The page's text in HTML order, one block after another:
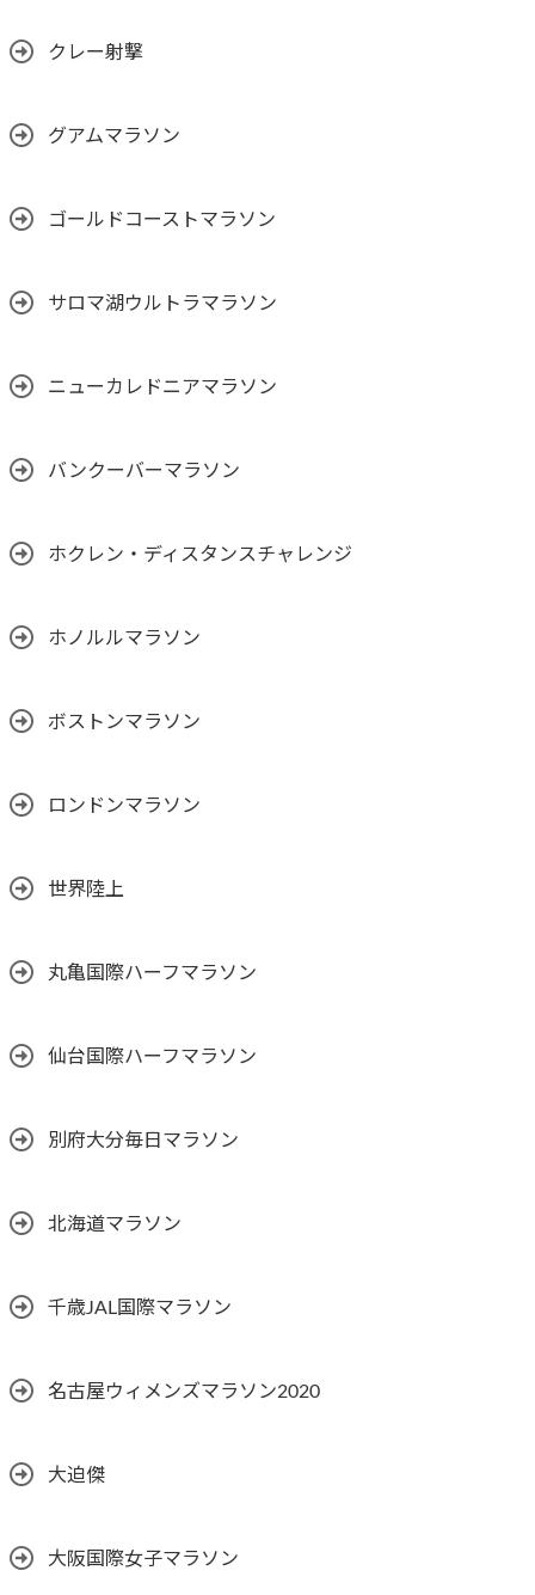
クレー射撃
グアムマラソン
ゴールドコーストマラソン
サロマ湖ウルトラマラソン
ニューカレドニアマラソン
バンクーバーマラソン
ホクレン・ディスタンスチャレンジ
ホノルルマラソン
ボストンマラソン
ロンドンマラソン
世界陸上
丸亀国際ハーフマラソン
仙台国際ハーフマラソン
別府大分毎日マラソン
北海道マラソン
千歳JAL国際マラソン
名古屋ウィメンズマラソン2020
大迫傑
大阪国際女子マラソン